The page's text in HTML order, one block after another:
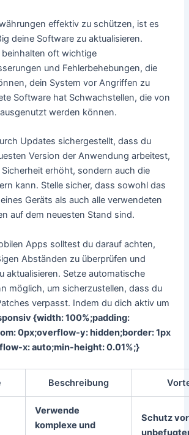
effektiv zu schützen, ist es
deine Software zu aktualisieren.
oft wichtige
und Fehlerbehebungen, die
dein System vor Angriffen zu
Software hat Schwachstellen, die von
werden können.
Updates sichergestellt, dass du
Version der Anwendung arbeitest,
erhöht, sondern auch die
kann. Stelle sicher, dass sowohl das
Geräts als auch alle verwendeten
auf dem neuesten Stand sind.
Apps solltest du darauf achten,
Abständen zu überprüfen und
aktualisieren. Setze automatische
möglich, um sicherzustellen, dass du
verpasst. Indem du dich aktiv um
{width: 100%;padding:
0px;overflow-y: hidden;border: 1px
x: auto;min-height: 0.01%;}
Beschreibung
Verwende
komplexe und
Schutz vor